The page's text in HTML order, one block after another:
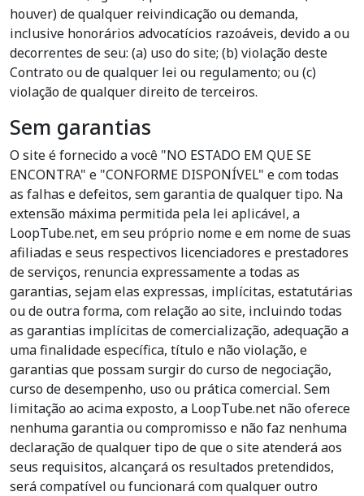
houver) de qualquer reivindicação ou demanda,
inclusive honorários advocatícios razoáveis, devido a ou
decorrentes de seu: (a) uso do site; (b) violação deste
Contrato ou de qualquer lei ou regulamento; ou (c)
violação de qualquer direito de terceiros.
Sem garantias
O site é fornecido a você "NO ESTADO EM QUE SE
ENCONTRA" e "CONFORME DISPONÍVEL" e com todas
as falhas e defeitos, sem garantia de qualquer tipo. Na
extensão máxima permitida pela lei aplicável, a
LoopTube.net, em seu próprio nome e em nome de suas
afiliadas e seus respectivos licenciadores e prestadores
de serviços, renuncia expressamente a todas as
garantias, sejam elas expressas, implícitas, estatutárias
ou de outra forma, com relação ao site, incluindo todas
as garantias implícitas de comercialização, adequação a
uma finalidade específica, título e não violação, e
garantias que possam surgir do curso de negociação,
curso de desempenho, uso ou prática comercial. Sem
limitação ao acima exposto, a LoopTube.net não oferece
nenhuma garantia ou compromisso e não faz nenhuma
declaração de qualquer tipo de que o site atenderá aos
seus requisitos, alcançará os resultados pretendidos,
será compatível ou funcionará com qualquer outro